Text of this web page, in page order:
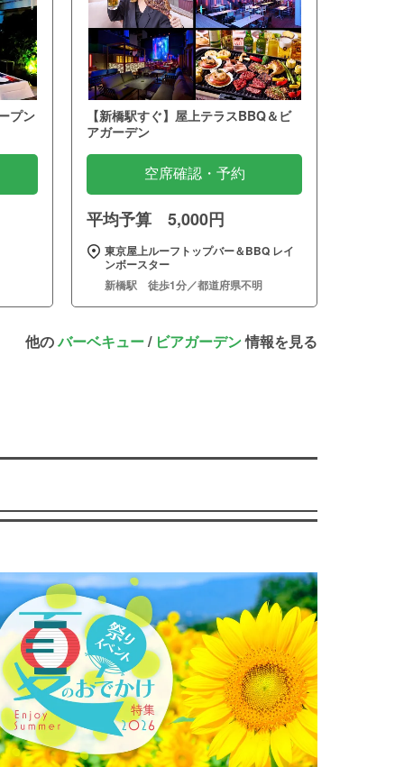
プン
【新橋駅すぐ】屋上テラスBBQ＆ビ
アガーデン
空席確認・予約
平均予算 5,000円
東京屋上ルーフトップバー＆BBQ レイ
ンボースター
新橋駅 徒歩1分／都道府県不明
他のバーベキュー/ ビアガーデン情報を見る